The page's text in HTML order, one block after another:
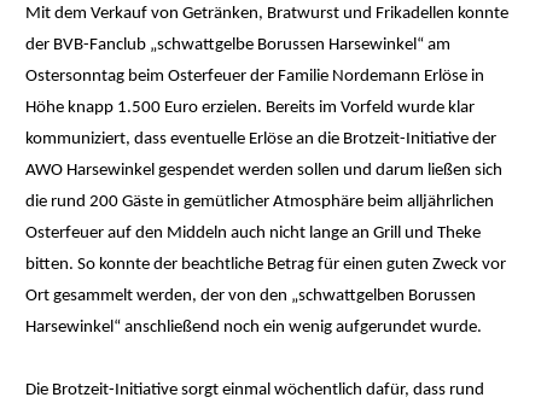
Mit dem Verkauf von Getränken, Bratwurst und Frikadellen konnte
der BVB-Fanclub „schwattgelbe Borussen Harsewinkel“ am
Ostersonntag beim Osterfeuer der Familie Nordemann Erlöse in
Höhe knapp 1.500 Euro erzielen. Bereits im Vorfeld wurde klar
kommuniziert, dass eventuelle Erlöse an die Brotzeit-Initiative der
AWO Harsewinkel gespendet werden sollen und darum ließen sich
die rund 200 Gäste in gemütlicher Atmosphäre beim alljährlichen
Osterfeuer auf den Middeln auch nicht lange an Grill und Theke
bitten. So konnte der beachtliche Betrag für einen guten Zweck vor
Ort gesammelt werden, der von den „schwattgelben Borussen
Harsewinkel“ anschließend noch ein wenig aufgerundet wurde.
Die Brotzeit-Initiative sorgt einmal wöchentlich dafür, dass rund